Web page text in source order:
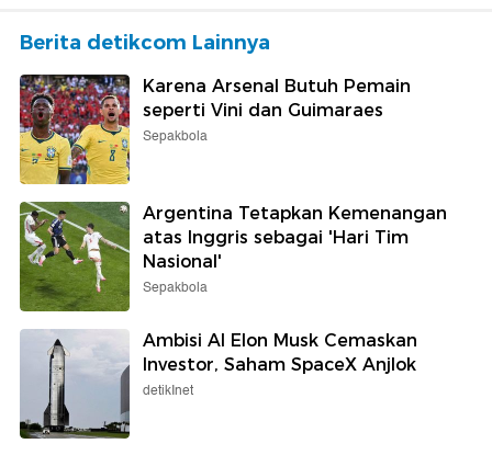
Berita detikcom Lainnya
Karena Arsenal Butuh Pemain
seperti Vini dan Guimaraes
Sepakbola
Argentina Tetapkan Kemenangan
atas Inggris sebagai 'Hari Tim
Nasional'
Sepakbola
Ambisi AI Elon Musk Cemaskan
Investor, Saham SpaceX Anjlok
detikInet